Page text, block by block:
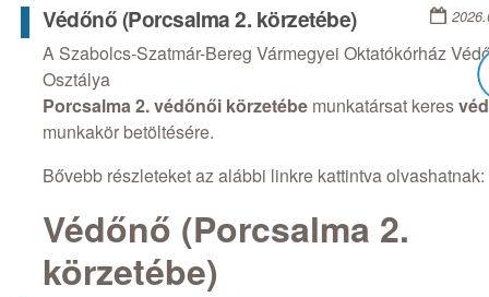
Védőnő (Porcsalma 2. körzetébe)
A Szabolcs-Szatmár-Bereg Vármegyei Oktatókórház
Osztálya
Porcsalma 2. védőnői körzetébe munkatársat keres
munkakör betöltésére.
Bővebb részleteket az alábbi linkre kattintva olvashatnak:
Védőnő (Porcsalma 2.
körzetébe)